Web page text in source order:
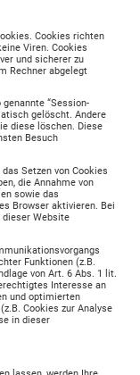
Cookies richten
Viren. Cookies
und sicherer zu
Rechner abgelegt
“Session-
gelöscht. Andere
diese löschen. Diese
Besuch
Setzen von Cookies
die Annahme von
sowie das
Browser aktivieren. Bei
dieser Website
Funktionen (z.B.
von Art. 6 Abs. 1 lit.
Interesse an
und optimierten
Cookies zur Analyse
in dieser